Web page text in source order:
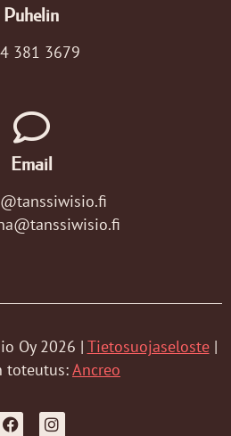
Puhelin
381 3679
Email
Oy 2026 | Tietosuojaseloste|
toteutus:Ancreo